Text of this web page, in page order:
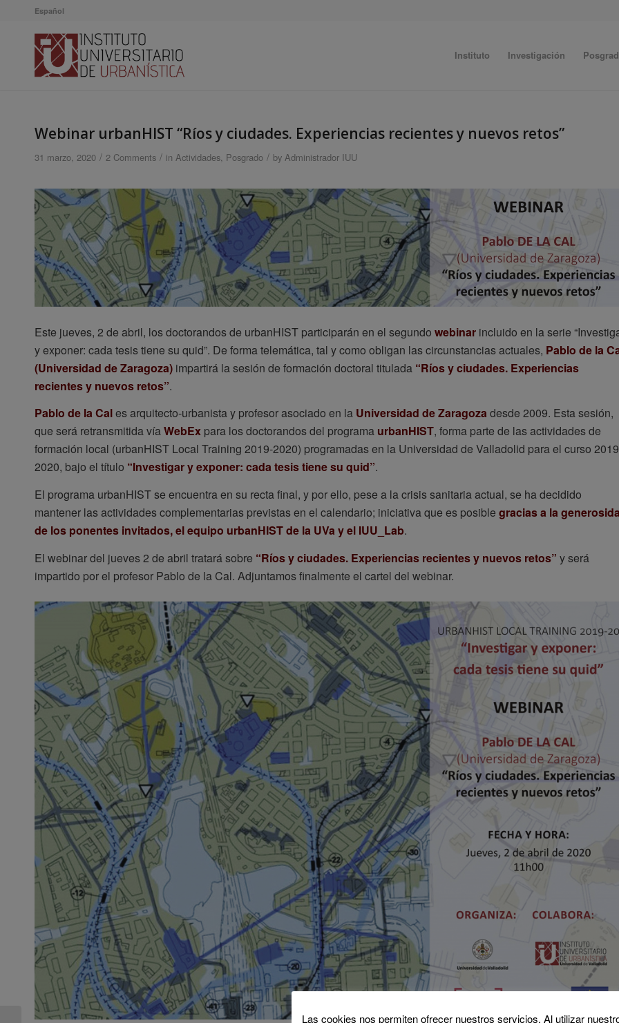
Español
Instituto Investigación
Webinar urbanHIST “Ríos y ciudades. Experiencias recientes y nuevos retos”
31 marzo, 2020 / 2 Comments / in Actividades, Posgrado / by Administrador IUU
Este jueves, 2 de abril, los doctorandos de urbanHIST participarán en el segundo webinar incluido en la serie
y exponer: cada tesis tiene su quid”. De forma telemática, tal y como obligan las circunstancias actuales, Pablo de la
(Universidad de Zaragoza) impartirá la sesión de formación doctoral titulada “Ríos y ciudades. Experiencias
recientes y nuevos retos”.
Pablo de la Cales arquitecto-urbanista y profesor asociado en la Universidad de Zaragoza desde 2009. Esta sesión,
que será retransmitida víaWebEx para los doctorandos del programa urbanHIST, forma parte de las actividades de
formación local (urbanHIST Local Training 2019-2020) programadas en la Universidad de Valladolid para el curso
2020, bajo el título “Investigar y exponer: cada tesis tiene su quid”.
El programa urbanHIST se encuentra en su recta final, y por ello, pese a la crisis sanitaria actual, se ha decidido
mantener las actividades complementarias previstas en el calendario; iniciativa que es posible gracias a la
de los ponentes invitados, el equipo urbanHIST de la UVa y el IUU_Lab.
El webinar del jueves 2 de abril tratará sobre “Ríos y ciudades. Experiencias recientes y nuevos retos” y será
impartido por el profesor Pablo de la Cal. Adjuntamos finalmente el cartel del webinar.
Las cookies nos permiten ofrecer nuestros servicios. Al utilizar